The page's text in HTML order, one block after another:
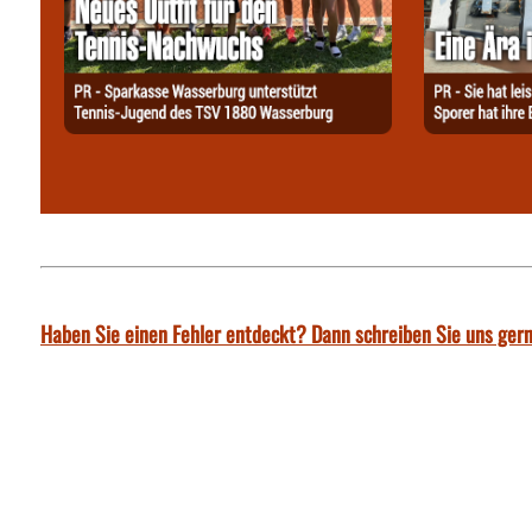
Haben Sie einen Fehler entdeckt? Dann schreiben Sie uns